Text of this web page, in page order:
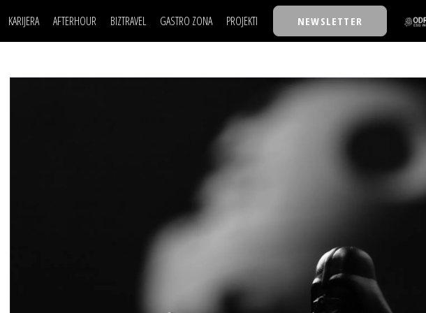
KARIJERA AFTERHOUR BIZTRAVEL GASTRO ZONA PROJEKTI
TASTY TALKS
30 ISPOD 30
NEWSLETTER
POSAO
MOJ UGAO
FILM I SCENA
AUTO SVET
NAJKOLEGA
30 ISPOD 30
BACK TO OFFICE/SCHOOL
BIZBENDOVI